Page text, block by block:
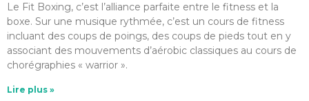
Le Fit Boxing, c’est l’alliance parfaite entre le fitness et la
boxe. Sur une musique rythmée, c’est un cours de fitness
incluant des coups de poings, des coups de pieds tout en y
associant des mouvements d’aérobic classiques au cours de
chorégraphies « warrior ».
Lire plus »